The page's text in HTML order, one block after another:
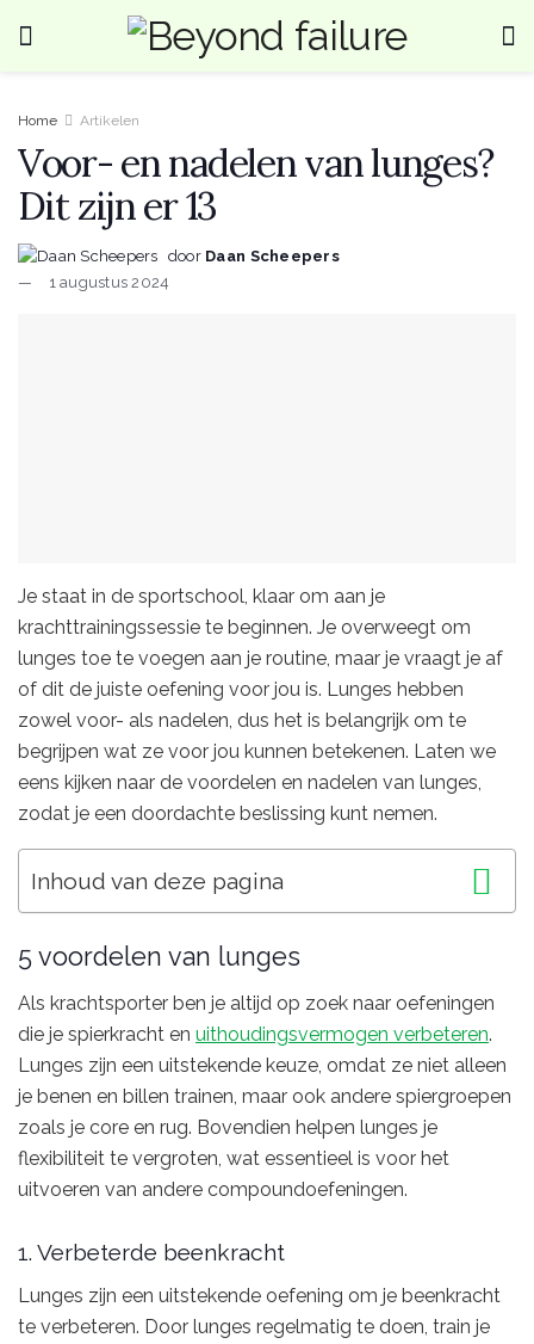
Home Artikelen
Voor- en nadelen van lunges?
Dit zijn er 13
door Daan Scheepers
1 augustus 2024
Je staat in de sportschool, klaar om aan je
krachttrainingssessie te beginnen. Je overweegt om
lunges toe te voegen aan je routine, maar je vraagt je af
of dit de juiste oefening voor jou is. Lunges hebben
zowel voor- als nadelen, dus het is belangrijk om te
begrijpen wat ze voor jou kunnen betekenen. Laten we
eens kijken naar de voordelen en nadelen van lunges,
zodat je een doordachte beslissing kunt nemen.
Inhoud van deze pagina
5 voordelen van lunges
Als krachtsporter ben je altijd op zoek naar oefeningen
die je spierkracht en uithoudingsvermogen verbeteren.
Lunges zijn een uitstekende keuze, omdat ze niet alleen
je benen en billen trainen, maar ook andere spiergroepen
zoals je core en rug. Bovendien helpen lunges je
flexibiliteit te vergroten, wat essentieel is voor het
uitvoeren van andere compoundoefeningen.
1. Verbeterde beenkracht
Lunges zijn een uitstekende oefening om je beenkracht
te verbeteren. Door lunges regelmatig te doen, train je